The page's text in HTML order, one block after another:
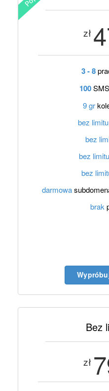
zł
3 - 8
100
9 gr
bez limitu
bez
bez limitu
bez
darmowa
brak
Bez
zł